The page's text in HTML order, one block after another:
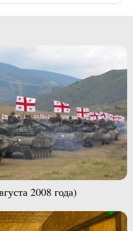
2008 года)